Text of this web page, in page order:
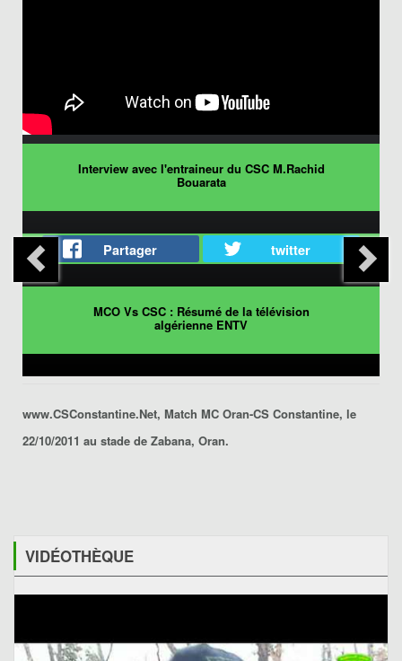
Interview avec l'entraineur du CSC M.Rachid
Bouarata
Partager twitter
MCO Vs CSC : Résumé de la télévision
algérienne ENTV
www.CSConstantine.Net, Match MC Oran-CS Constantine, le
22/10/2011 au stade de Zabana, Oran.
VIDÉOTHÈQUE